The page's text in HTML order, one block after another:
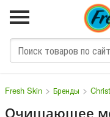
Fresh Skin > Бренды >
Очищающее